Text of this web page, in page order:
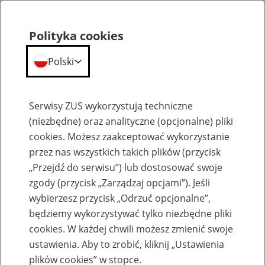
Emerytury
Baza zlikwidowanych lub
przekształconych zakładów pracy
Polityka cookies
Polski
Serwisy ZUS wykorzystują techniczne
(niezbędne) oraz analityczne (opcjonalne) pliki
cookies. Możesz zaakceptować wykorzystanie
przez nas wszystkich takich plików (przycisk
„Przejdź do serwisu”) lub dostosować swoje
zgody (przycisk „Zarządzaj opcjami”). Jeśli
wybierzesz przycisk „Odrzuć opcjonalne”,
będziemy wykorzystywać tylko niezbędne pliki
cookies. W każdej chwili możesz zmienić swoje
ustawienia. Aby to zrobić, kliknij „Ustawienia
plików cookies” w stopce.